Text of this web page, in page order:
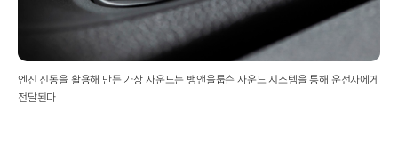
엔진 진동을 활용해 만든 가상 사운드는 뱅앤올룹슨 사운드 시스템을 통해 운전자에게
전달된다